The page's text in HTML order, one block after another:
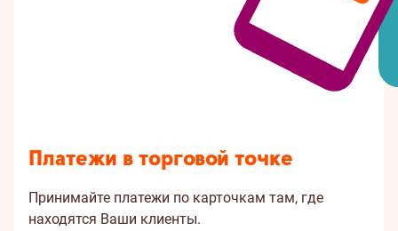
Платежи в торговой точке
Принимайте платежи по карточкам там, где
находятся Ваши клиенты.